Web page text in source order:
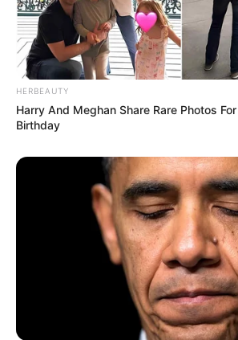
HERBEAUTY
Harry And Meghan Share Rare Photos
Birthday